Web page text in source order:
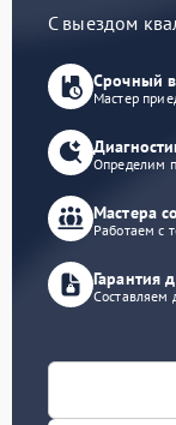
С выездом
Срочный
Мастер
Определим
Мастера
Работаем с
Гарантия
Составляем